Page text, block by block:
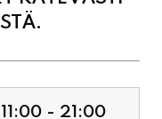
11:00 - 21:00
11:00 - 21:00